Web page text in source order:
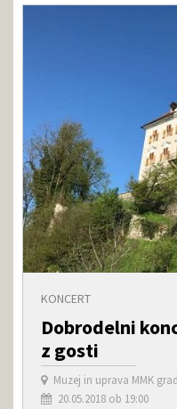
KONCERT
Dobrodelni
z gosti
Muzej in uprava MMK
20.05.2018 ob 19:00